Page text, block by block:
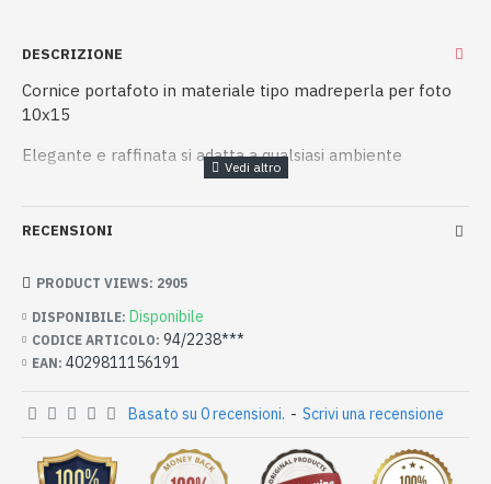
DESCRIZIONE
Cornice portafoto in materiale tipo madreperla per foto
10x15
Elegante e raffinata si adatta a qualsiasi ambiente
RECENSIONI
DISPONIBILE: Disponibile
CODICE ARTICOLO: 94/2238***
EAN: 4029811156191
PRODUCT VIEWS: 2905
Basato su 0 recensioni. - Scrivi una recensione